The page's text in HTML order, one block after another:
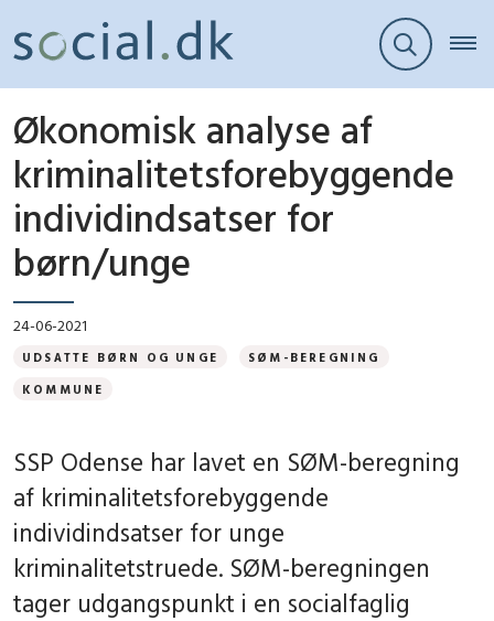
Økonomisk analyse af
kriminalitetsforebyggende
individindsatser for
børn/unge
24-06-2021
UDSATTE BØRN OG UNGE SØM-BEREGNING
KOMMUNE
SSP Odense har lavet en SØM-beregning
af kriminalitetsforebyggende
individindsatser for unge
kriminalitetstruede. SØM-beregningen
tager udgangspunkt i en socialfaglig